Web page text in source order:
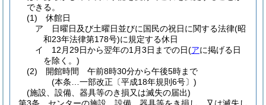
できる。
(1)
休館日
ア
日曜日及び土曜日並びに国民の祝日に関する法律(昭
和23年法律第178号)に規定する休日
イ
12月29日から翌年の1月3日までの日(アに掲げる日
を除く。)
(2)
開館時間 午前8時30分から午後5時まで
(本条…一部改正〔平成18年規則6号〕)
(施設、設備、器具等のき損又は滅失の届出)